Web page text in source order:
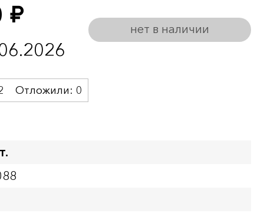
руб.
нет в наличии
Отложили: 0